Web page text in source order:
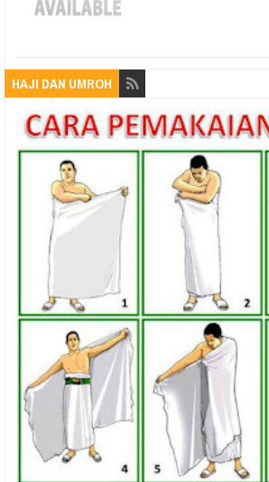
HAJI DAN UMROH